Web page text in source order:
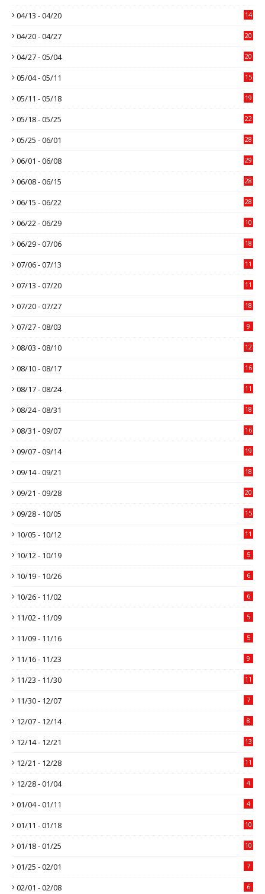
04/13 - 04/20
14
04/20 - 04/27 20
04/27 - 05/04 20
05/04 - 05/11 15
05/11 - 05/18 19
05/18 - 05/25 22
05/25 - 06/01 28
06/01 - 06/08 29
06/08 - 06/15 28
06/15 - 06/22 28
06/22 - 06/29 10
06/29 - 07/06 18
07/06 - 07/13 11
07/13 - 07/20 11
07/20 - 07/27 18
07/27 - 08/03 9
08/03 - 08/10 12
08/10 - 08/17 16
08/17 - 08/24 11
08/24 - 08/31 18
08/31 - 09/07 16
09/07 - 09/14 19
09/14 - 09/21 18
09/21 - 09/28 20
09/28 - 10/05 15
10/05 - 10/12 11
10/12 - 10/19 5
10/19 - 10/26 6
10/26 - 11/02 6
11/02 - 11/09 5
11/09 - 11/16 5
11/16 - 11/23 9
11/23 - 11/30 11
11/30 - 12/07 7
12/07 - 12/14 8
12/14 - 12/21 13
12/21 - 12/28 11
12/28 - 01/04 4
01/04 - 01/11 4
01/11 - 01/18 10
01/18 - 01/25 10
01/25 - 02/01 7
02/01 - 02/08 6